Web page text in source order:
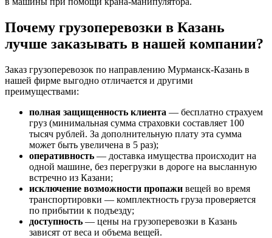
Почему грузоперевозки в Казань
лучше заказывать в нашей компании?
Заказ грузоперевозок по направлению Мурманск-Казань в
нашей фирме выгодно отличается и другими
преимуществами:
полная защищенность клиента — бесплатно страхуем
груз (минимальная сумма страховки составляет 100
тысяч рублей. За дополнительную плату эта сумма
может быть увеличена в 5 раз);
оперативность — доставка имущества происходит на
одной машине, без перегрузки в дороге на высланную
встречно из Казани;
исключение возможности пропажи вещей во время
транспортировки — комплектность груза проверяется
по прибытии к подъезду;
доступность — цены на грузоперевозки в Казань
зависят от веса и объема вещей.